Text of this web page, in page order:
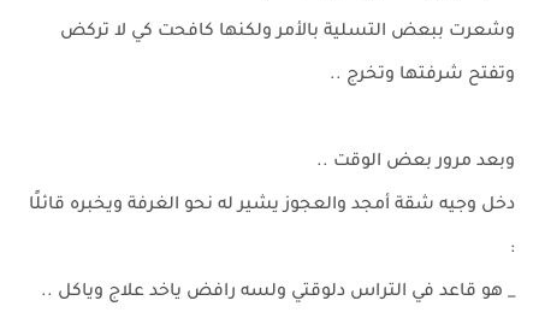
وشعرت ببعض التسلية بالأمر ولكنها كافحت كي لا تركض
وتفتح شرفتها وتخرج ..
وبعد مرور بعض الوقت ..
دخل وجيه شقة أمجد والعجوز يشير له نحو الغرفة ويخبره قائلًا
:
_ هو قاعد في التراس دلوقتي ولسه رافض ياخد علاج وياكل ..